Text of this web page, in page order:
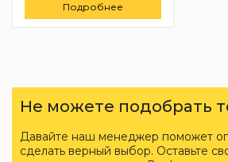
Подробнее
Не можете подобрать
Давайте наш менеджер поможет
сделать верный выбор. Оставьте